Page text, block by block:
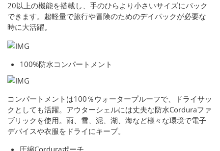
20以上の機能を搭載し、手のひらより小さいサイズにパック
できます。超軽量で旅行や冒険のためのデイパックが必要な
時に大活躍。
100%防水コンパートメント
コンパートメントは100％ウォータープルーフで、ドライサッ
クとしても活躍。アウターシェルには丈夫な防水Corduraファ
ブリックを使用。雨、雪、泥、湖、海など様々な環境で電子
デバイスや衣服をドライにキープ。